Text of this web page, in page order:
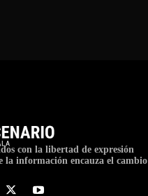
con la libertad de expresión
la información encauza el cambio